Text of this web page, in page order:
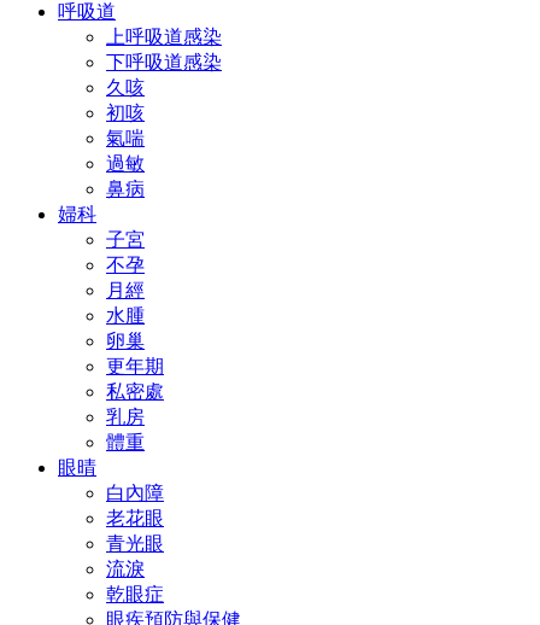
呼吸道
上呼吸道感染
下呼吸道感染
久咳
初咳
氣喘
過敏
鼻病
婦科
子宮
不孕
月經
水腫
卵巢
更年期
私密處
乳房
體重
眼晴
白內障
老花眼
青光眼
流淚
乾眼症
眼疾預防與保健